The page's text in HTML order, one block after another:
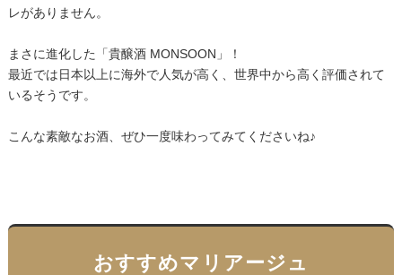
レがありません。
まさに進化した「貴醸酒 MONSOON」！
最近では日本以上に海外で人気が高く、世界中から高く評価されて
いるそうです。
こんな素敵なお酒、ぜひ一度味わってみてくださいね♪
おすすめマリアージュ